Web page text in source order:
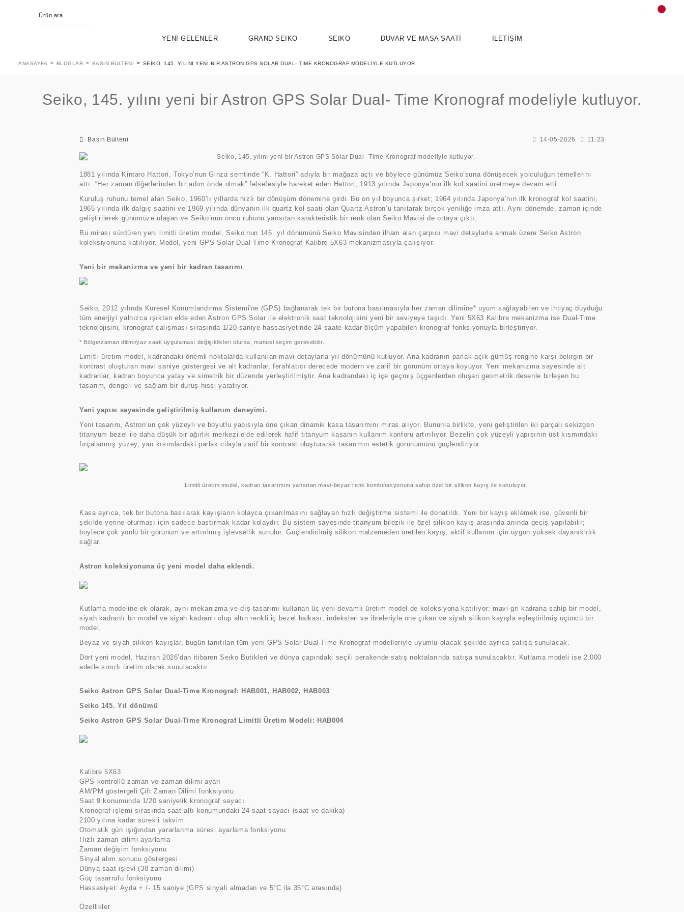
YENİ GELENLER GRAND SEIKO
EVOLUTION 9 HERITAGE SPORT ELEGANCE
SEIKO
PROSPEX PRESAGE ASTRON SEIKO 5 SPORTS
DUVAR VE MASA SAATİ İLETİŞİM
ANASAYFA BLOGLAR BASIN BÜLTENI SEIKO, 145. YILINI YENI BIR ASTRON GPS SOLAR DUAL- TIME KRONOGRAF MODELIYLE KUTLUYOR.
Seiko, 145. yılını yeni bir Astron GPS Solar Dual- Time Kronograf modeliyle kutluyor.
Basın Bülteni 14-05-2026 11:23
1881 yılında Kintaro Hattori, Tokyo’nun Ginza semtinde “K. Hattori” adıyla bir mağaza açtı ve böylece günümüz Seiko’suna dönüşecek yolculuğun temellerini
attı. “Her zaman diğerlerinden bir adım önde olmak” felsefesiyle hareket eden Hattori, 1913 yılında Japonya’nın ilk kol saatini üretmeye devam etti.
Kuruluş ruhunu temel alan Seiko, 1960’lı yıllarda hızlı bir dönüşüm dönemine girdi. Bu on yıl boyunca şirket; 1964 yılında Japonya’nın ilk kronograf kol saatini,
1965 yılında ilk dalgıç saatini ve 1969 yılında dünyanın ilk quartz kol saati olan Quartz Astron’u tanıtarak birçok yeniliğe imza attı. Aynı dönemde, zaman içinde
geliştirilerek günümüze ulaşan ve Seiko’nun öncü ruhunu yansıtan karakteristik bir renk olan Seiko Mavisi de ortaya çıktı.
Bu mirası sürdüren yeni limitli üretim model, Seiko’nun 145. yıl dönümünü Seiko Mavisinden ilham alan çarpıcı mavi detaylarla anmak üzere Seiko Astron
koleksiyonuna katılıyor. Model, yeni GPS Solar Dual Time Kronograf Kalibre 5X63 mekanizmasıyla çalışıyor.
Yeni bir mekanizma ve yeni bir kadran tasarımı
Seiko, 2012 yılında Küresel Konumlandırma Sistemi'ne (GPS) bağlanarak tek bir butona basılmasıyla her zaman dilimine* uyum sağlayabilen ve ihtiyaç duyduğu
tüm enerjiyi yalnızca ışıktan elde eden Astron GPS Solar ile elektronik saat teknolojisini yeni bir seviyeye taşıdı. Yeni 5X63 Kalibre mekanizma ise Dual-Time
teknolojisini, kronograf çalışması sırasında 1/20 saniye hassasiyetinde 24 saate kadar ölçüm yapabilen kronograf fonksiyonuyla birleştiriyor.
* Bölge/zaman dilimi/yaz saati uygulaması değişiklikleri olursa, manuel seçim gerekebilir.
Limitli üretim model, kadrandaki önemli noktalarda kullanılan mavi detaylarla yıl dönümünü kutluyor. Ana kadranın parlak açık gümüş rengine karşı belirgin bir
kontrast oluşturan mavi saniye göstergesi ve alt kadranlar, ferahlatıcı derecede modern ve zarif bir görünüm ortaya koyuyor. Yeni mekanizma sayesinde alt
kadranlar, kadran boyunca yatay ve simetrik bir düzende yerleştirilmiştir. Ana kadrandaki iç içe geçmiş üçgenlerden oluşan geometrik desenle birleşen bu
tasarım, dengeli ve sağlam bir duruş hissi yaratıyor.
Yeni yapısı sayesinde geliştirilmiş kullanım deneyimi.
Yeni tasarım, Astron’un çok yüzeyli ve boyutlu yapısıyla öne çıkan dinamik kasa tasarımını miras alıyor. Bununla birlikte, yeni geliştirilen iki parçalı sekizgen
titanyum bezel ile daha düşük bir ağırlık merkezi elde edilerek hafif titanyum kasanın kullanım konforu artırılıyor. Bezelin çok yüzeyli yapısının üst kısmındaki
fırçalanmış yüzey, yan kısımlardaki parlak cilayla zarif bir kontrast oluşturarak tasarımın estetik görünümünü güçlendiriyor.
Limitli üretim model, kadran tasarımını yansıtan mavi-beyaz renk kombinasyonuna sahip özel bir silikon kayış ile sunuluyor.
Kasa ayrıca, tek bir butona basılarak kayışların kolayca çıkarılmasını sağlayan hızlı değiştirme sistemi ile donatıldı. Yeni bir kayış eklemek ise, güvenli bir
şekilde yerine oturması için sadece bastırmak kadar kolaydır. Bu sistem sayesinde titanyum bilezik ile özel silikon kayış arasında anında geçiş yapılabilir;
böylece çok yönlü bir görünüm ve artırılmış işlevsellik sunulur. Güçlendirilmiş silikon malzemeden üretilen kayış, aktif kullanım için uygun yüksek dayanıklılık
sağlar.
Astron koleksiyonuna üç yeni model daha eklendi.
Kutlama modeline ek olarak, aynı mekanizma ve dış tasarımı kullanan üç yeni devamlı üretim model de koleksiyona katılıyor: mavi-gri kadrana sahip bir model,
siyah kadranlı bir model ve siyah kadranlı olup altın renkli iç bezel halkası, indeksleri ve ibreleriyle öne çıkan ve siyah silikon kayışla eşleştirilmiş üçüncü bir
model.
Beyaz ve siyah silikon kayışlar, bugün tanıtılan tüm yeni GPS Solar Dual-Time Kronograf modelleriyle uyumlu olacak şekilde ayrıca satışa sunulacak.
Dört yeni model, Haziran 2026’dan itibaren Seiko Butikleri ve dünya çapındaki seçili perakende satış noktalarında satışa sunulacaktır. Kutlama modeli ise 2.000
adetle sınırlı üretim olarak sunulacaktır.
Seiko Astron GPS Solar Dual-Time Kronograf: HAB001, HAB002, HAB003
Seiko 145. Yıl dönümü
Seiko Astron GPS Solar Dual-Time Kronograf Limitli Üretim Modeli: HAB004
Kalibre 5X63
GPS kontrollü zaman ve zaman dilimi ayarı
AM/PM göstergeli Çift Zaman Dilimi fonksiyonu
Saat 9 konumunda 1/20 saniyelik kronograf sayacı
Kronograf işlemi sırasında saat altı konumundaki 24 saat sayacı (saat ve dakika)
2100 yılına kadar sürekli takvim
Otomatik gün ışığından yararlanma süresi ayarlama fonksiyonu
Hızlı zaman dilimi ayarlama
Zaman değişim fonksiyonu
Sinyal alım sonucu göstergesi
Dünya saat işlevi (38 zaman dilimi)
Güç tasarrufu fonksiyonu
Hassasiyet: Ayda + /- 15 saniye (GPS sinyali almadan ve 5°C ila 35°C arasında)
Özellikler